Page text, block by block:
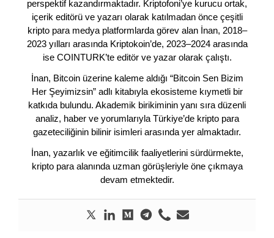
perspektif kazandırmaktadır. Kriptofoni’ye kurucu ortak,
içerik editörü ve yazarı olarak katılmadan önce çeşitli
kripto para medya platformlarda görev alan İnan, 2018–
2023 yılları arasında Kriptokoin’de, 2023–2024 arasında
ise COINTURK’te editör ve yazar olarak çalıştı.
İnan, Bitcoin üzerine kaleme aldığı “Bitcoin Sen Bizim
Her Şeyimizsin” adlı kitabıyla ekosisteme kıymetli bir
katkıda bulundu. Akademik birikiminin yanı sıra düzenli
analiz, haber ve yorumlarıyla Türkiye’de kripto para
gazeteciliğinin bilinir isimleri arasında yer almaktadır.
İnan, yazarlık ve eğitimcilik faaliyetlerini sürdürmekte,
kripto para alanında uzman görüşleriyle öne çıkmaya
devam etmektedir.